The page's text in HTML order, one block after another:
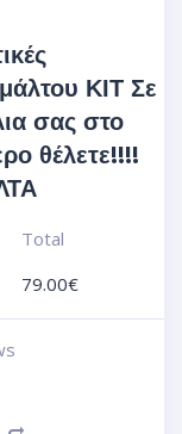
ΚΙΤ Σε
σας στο
θέλετε!!!!
Total
79.00€